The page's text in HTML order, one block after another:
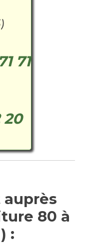
71
20
80 à
: